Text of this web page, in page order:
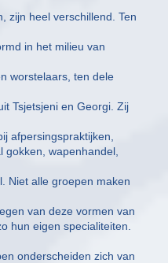
zijn heel verschillend. Ten
in het milieu van
worstelaars, ten dele
Tsjetsjeni en Georgi. Zij
afpersingspraktijken,
gokken, wapenhandel,
Niet alle groepen maken
van deze vormen van
hun eigen specialiteiten.
onderscheiden zich van